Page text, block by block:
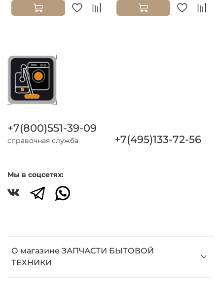
О магазине ЗАПЧАСТИ БЫТОВОЙ
ТЕХНИКИ
+7(800)551-39-09
справочная служба +7(495)133-72-56
Мы в соцсетях: